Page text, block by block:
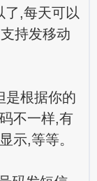
,每天可以
持发移动
根据你的
不一样,有
示,等等。